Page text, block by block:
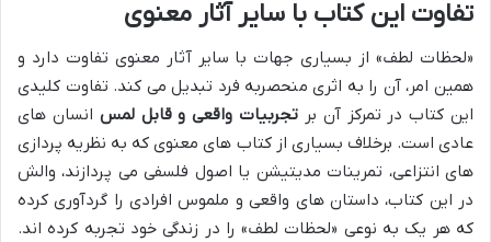
تفاوت این کتاب با سایر آثار معنوی
«لحظات لطف» از بسیاری جهات با سایر آثار معنوی تفاوت دارد و
همین امر، آن را به اثری منحصربه فرد تبدیل می کند. تفاوت کلیدی
این کتاب در تمرکز آن بر تجربیات واقعی و قابل لمس انسان های
عادی است. برخلاف بسیاری از کتاب های معنوی که به نظریه پردازی
های انتزاعی، تمرینات مدیتیشن یا اصول فلسفی می پردازند، والش
در این کتاب، داستان های واقعی و ملموس افرادی را گردآوری کرده
که هر یک به نوعی «لحظات لطف» را در زندگی خود تجربه کرده اند.